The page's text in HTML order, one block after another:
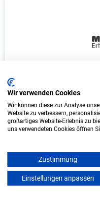
Duales Studium
virtuellen Campus -
GmbH & Co. KG
Mobau Erft
(Internationale
bundesweit
Wir verwenden Cookies
Wir können diese zur Analyse
Website zu verbessern,
großartiges Website-Erlebnis zu
uns verwendeten Cookies öffnen
Zustimmung
Einstellungen anpassen